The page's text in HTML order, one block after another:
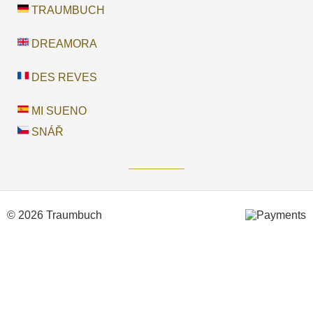
TRAUMBUCH
DREAMORA
DES REVES
MI SUENO
SNÁŘ
© 2026 Traumbuch